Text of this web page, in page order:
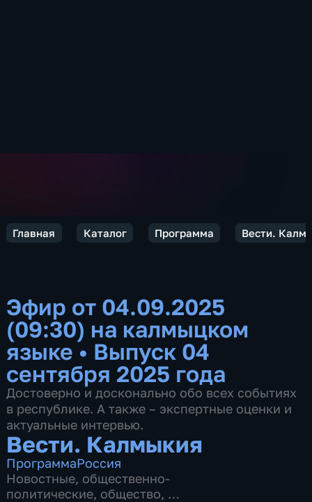
Главная Каталог Программа Вести.
Эфир от 04.09.2025
(09:30) на калмыцком
языке• Выпуск 04
сентября 2025 года
Достоверно и досконально обо всех событиях
в республике. А также – экспертные оценки и
актуальные интервью.
Вести. Калмыкия
ПрограммаРоссия
Новостные, общественно-
политические, общество,